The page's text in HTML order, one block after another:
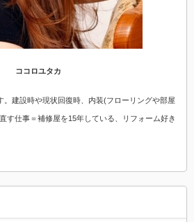
ココロユタカ
。建設時や現状回復時、内装(フローリングや部屋
す仕事＝補修屋を15年している、リフォーム好き